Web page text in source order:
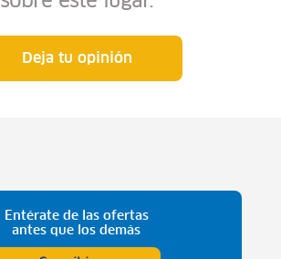
Deja tu opinión
Entérate de las ofertas
antes que los demás